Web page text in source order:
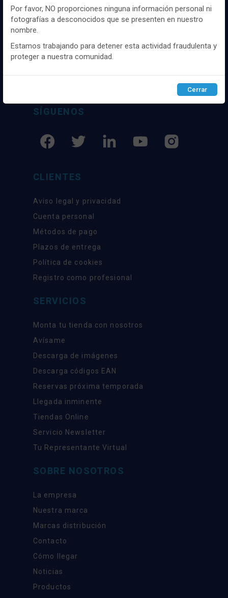
Distribuidor y mayorista textil de las mejores
marcaas de ropa y complementos del
mercado, marcas tanto nacionales como
experiencia como proveedor de los mejores
SÍGUENOS
CLIENTES
Aviso legal y privacidad
Cuenta personal
Métodos de pago
Plazos de entrega
Política de cookies
Registro como profesional
SERVICIOS
Monta tu tienda con nosotros
Avísame
Descarga de imágenes
Descarga códigos EAN
Reservas próxima temporada
Llegada inminente
Tiendas Online
Servicio Newsletter
Tu Representante Virtual
SOBRE NOSOTROS
La empresa
Nuestra marca
Marcas distribución
Contacto
Cómo llegar
Noticias
Productos
gustos y preferencias.
Puedesconfigurary aceptar el uso de cookies a tu gusto.
Para obtener más información visita nuestra
cookies .
Configurar Rechazar ACEPTAR
Por favor, NO proporciones ninguna información personal ni
fotografías a desconocidos que se presenten en nuestro
nombre.
Estamos trabajando para detener esta actividad fraudulenta y
proteger a nuestra comunidad.
Cerrar